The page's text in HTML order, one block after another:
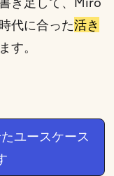
代に合った活き
す。
ユースケース